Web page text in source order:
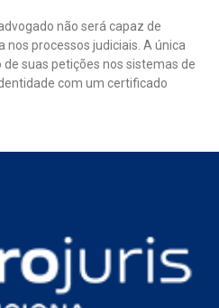
não será capaz de
processos judiciais. A única
suas petições nos sistemas de
com um certificado